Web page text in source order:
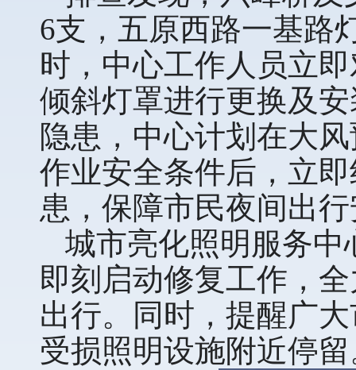
6支，五原西路一基路
时，中心工作人员立
倾斜灯罩进行更换及
隐患，中心计划在大
作业安全条件后，立
患，保障市民夜间出
城市亮化照明服务
即刻启动修复工作，
出行。同时，提醒广
受损照明设施附近停